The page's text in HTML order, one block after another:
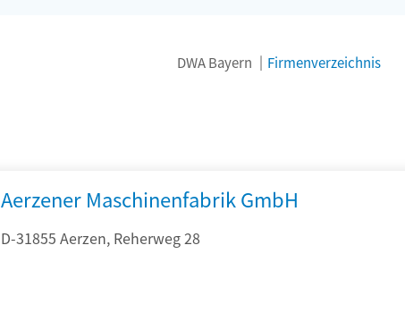
DWA Bayern Firmenverzeichnis
Aerzener Maschinenfabrik GmbH
D-31855 Aerzen, Reherweg 28